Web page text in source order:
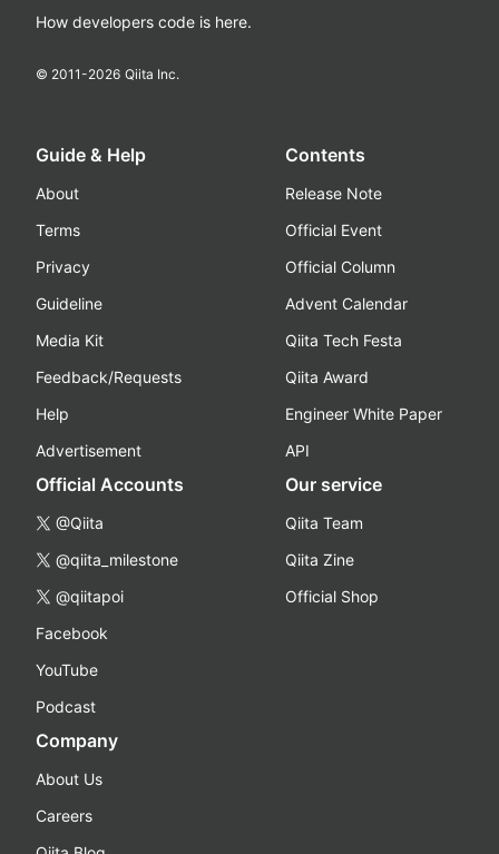
How developers code is here.
© 2011-2026 Qiita Inc.
Guide & Help
About
Terms
Privacy
Guideline
Media Kit
Feedback/Requests
Help
Advertisement
Contents
Release Note
Official Event
Official Column
Advent Calendar
Qiita Tech Festa
Qiita Award
Engineer White Paper
API
Official Accounts
@Qiita
@qiita_milestone
@qiitapoi
Facebook
YouTube
Podcast
Our service
Qiita Team
Qiita Zine
Official Shop
Company
About Us
Careers